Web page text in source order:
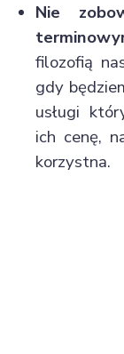
Nie
filozofią
gdy
usługi
ich cenę,
korzystna.